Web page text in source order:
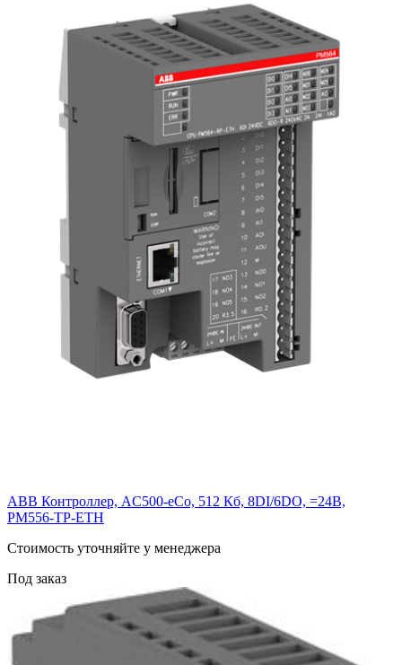
ABB Контроллер, AC500-eCo, 512 Кб, 8DI/6DO, =24В,
PM556-TP-ETH
Cтоимость уточняйте у менеджера
Под заказ